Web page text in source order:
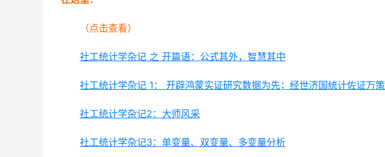
（点击查看）
社工统计学杂记 之 开篇语：公式其外，智慧其中
社工统计学杂记 1： 开辟鸿蒙实证研究数据为先；经世济国统计佐证万策
社工统计学杂记2：大师风采
社工统计学杂记3：单变量、双变量、多变量分析